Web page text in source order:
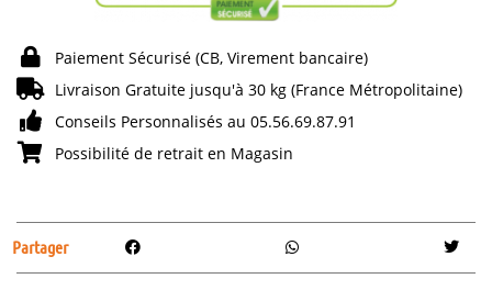
Paiement Sécurisé (CB, Virement bancaire)
Livraison Gratuite jusqu'à 30 kg (France Métropolitaine)
Conseils Personnalisés au 05.56.69.87.91
Possibilité de retrait en Magasin
Partager